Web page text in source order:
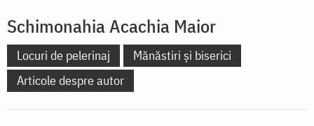
Schimonahia Acachia Maior
Locuri de pelerinaj
Mănăstiri și biserici
Articole despre autor